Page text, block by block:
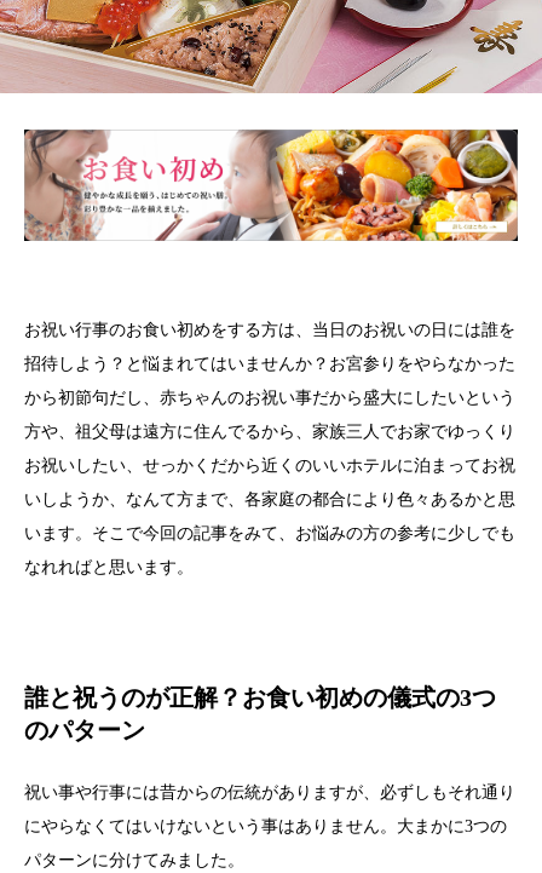
お祝い行事のお食い初めをする方は、当日のお祝いの日には誰を
招待しよう？と悩まれてはいませんか？お宮参りをやらなかった
から初節句だし、赤ちゃんのお祝い事だから盛大にしたいという
方や、祖父母は遠方に住んでるから、家族三人でお家でゆっくり
お祝いしたい、せっかくだから近くのいいホテルに泊まってお祝
いしようか、なんて方まで、各家庭の都合により色々あるかと思
います。そこで今回の記事をみて、お悩みの方の参考に少しでも
なれればと思います。
誰と祝うのが正解？お食い初めの儀式の3つ
のパターン
祝い事や行事には昔からの伝統がありますが、必ずしもそれ通り
にやらなくてはいけないという事はありません。大まかに3つの
パターンに分けてみました。